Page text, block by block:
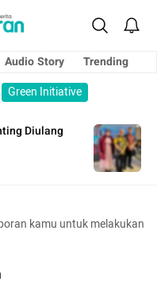
Audio Story
Trending
Green Initiative
Diulang
kamu untuk melakukan